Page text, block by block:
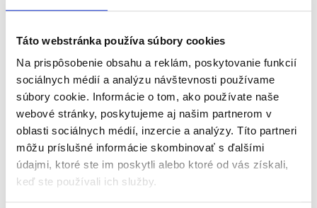
Táto webstránka používa súbory cookies
Na prispôsobenie obsahu a reklám, poskytovanie funkcií
sociálnych médií a analýzu návštevnosti používame
súbory cookie. Informácie o tom, ako používate naše
webové stránky, poskytujeme aj našim partnerom v
oblasti sociálnych médií, inzercie a analýzy. Títo partneri
môžu príslušné informácie skombinovať s ďalšími
údajmi, ktoré ste im poskytli alebo ktoré od vás získali,
keď ste používali ich služby.
Praktická ukážka:
✨ prenos účtovej osnovy z Omegy do Doklado
✨ vyťaženie a spracovanie dokladov
✨ účtovné nastavenia a ich priradenie k dokladom
✨ export dokladov do Omegy cez Mostík